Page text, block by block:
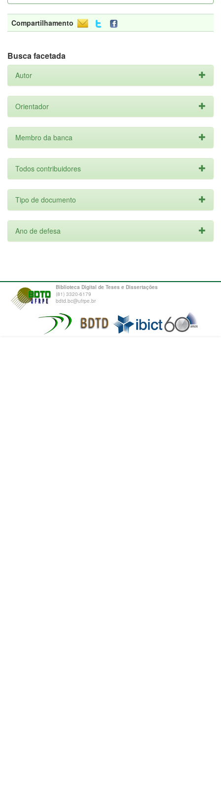
Compartilhamento
Busca facetada
Autor
Orientador
Membro da banca
Todos contribuidores
Tipo de documento
Ano de defesa
Biblioteca Digital de Teses e Dissertações
(81) 3320-6179
bdtd.bc@ufrpe.br